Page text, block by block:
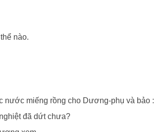
nào.
nước miếng rồng cho Dương-phụ và bảo :
đã dứt chưa?